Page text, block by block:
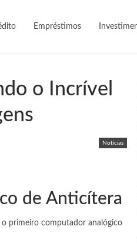
Empréstimos
o Incrível
Notícias
de Anticítera
primeiro computador analógico